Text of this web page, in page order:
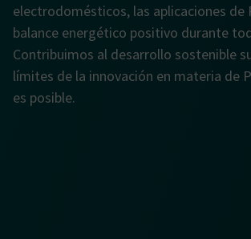
electrodomésticos, las aplicaciones de
balance energético positivo durante
Contribuimos al desarrollo sostenible
límites de la innovación en materia de
es posible.